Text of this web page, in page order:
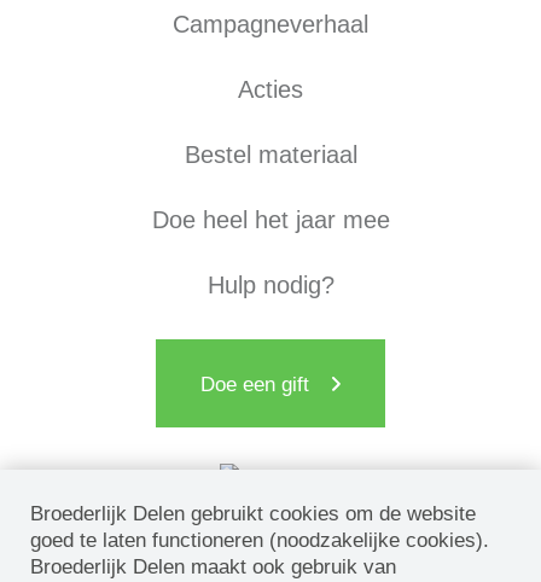
Campagneverhaal
Acties
Bestel materiaal
Doe heel het jaar mee
Hulp nodig?
Doe een gift
Broederlijk Delen gebruikt cookies om de website
goed te laten functioneren (noodzakelijke cookies).
Broederlijk Delen maakt ook gebruik van